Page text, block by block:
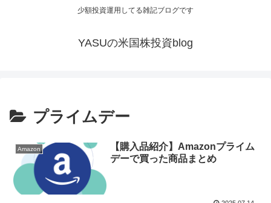
少額投資運用してる雑記ブログです
YASUの米国株投資blog
プライムデー
Amazon
【購入品紹介】Amazonプライム
デーで買った商品まとめ